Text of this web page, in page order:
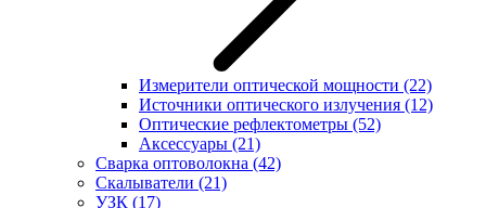
Измерители оптической мощности (22)
Источники оптического излучения (12)
Оптические рефлектометры (52)
Аксессуары (21)
Сварка оптоволокна (42)
Скалыватели (21)
УЗК (17)